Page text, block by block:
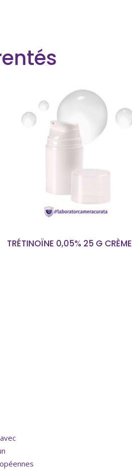
TRÉTINOÏNE 0,05% 25 G CRÈME